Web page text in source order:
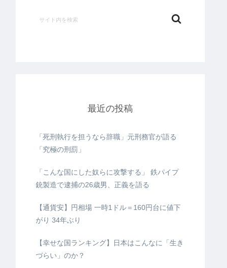
最近の投稿
「死刑執行を担うなら辞職」元刑務官が語る
「究極の刑罰」
「こんな国にした奴らに攻撃する」 鉄パイプ
銃製造で逮捕の26歳男、正義を語る
【通貨安】円相場 一時1ドル＝160円台に値下
がり 34年ぶり
【幸せな国ランキング】日本はこんなに「生き
づらい」のか？